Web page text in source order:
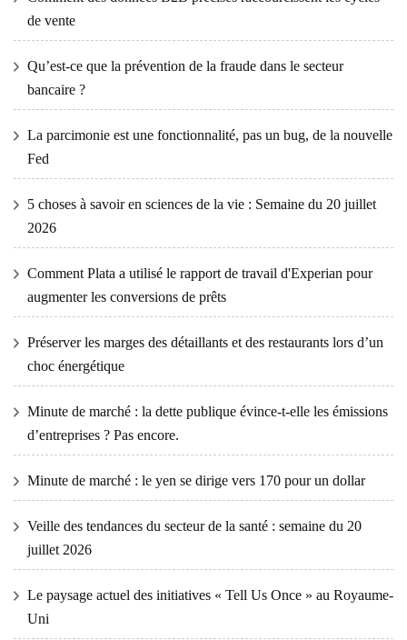
de vente
Qu’est-ce que la prévention de la fraude dans le secteur
bancaire ?
La parcimonie est une fonctionnalité, pas un bug, de la nouvelle
Fed
5 choses à savoir en sciences de la vie : Semaine du 20 juillet
2026
Comment Plata a utilisé le rapport de travail d'Experian pour
augmenter les conversions de prêts
Préserver les marges des détaillants et des restaurants lors d’un
choc énergétique
Minute de marché : la dette publique évince-t-elle les émissions
d’entreprises ? Pas encore.
Minute de marché : le yen se dirige vers 170 pour un dollar
Veille des tendances du secteur de la santé : semaine du 20
juillet 2026
Le paysage actuel des initiatives « Tell Us Once » au Royaume-
Uni